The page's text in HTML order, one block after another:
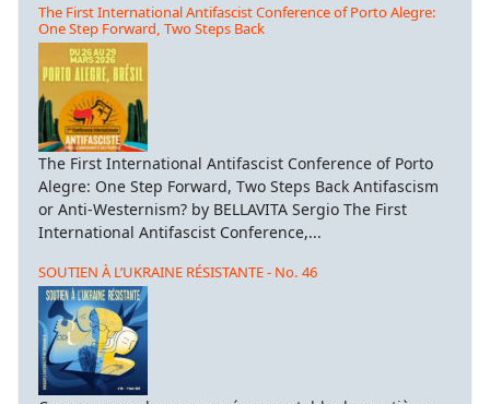
The First International Antifascist Conference of Porto Alegre:
One Step Forward, Two Steps Back
The First International Antifascist Conference of Porto
Alegre: One Step Forward, Two Steps Back Antifascism
or Anti-Westernism? by BELLAVITA Sergio The First
International Antifascist Conference,...
SOUTIEN À L’UKRAINE RÉSISTANTE - No. 46